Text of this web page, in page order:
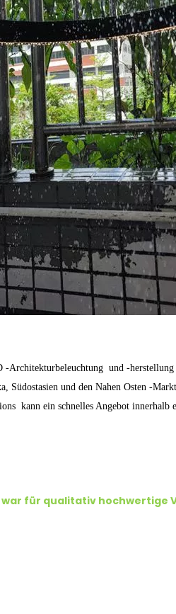
-Architekturbeleuchtung und -
Südostasien und den Nahen Osten -
kann ein schnelles Angebot
war für qualitativ